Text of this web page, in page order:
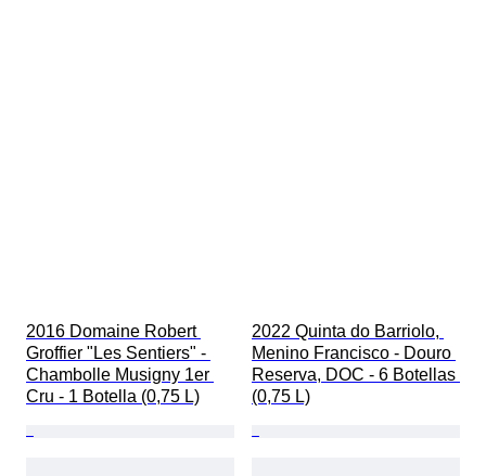
2016 Domaine Robert
Groffier "Les Sentiers" -
Chambolle Musigny 1er
Cru - 1 Botella (0,75 L)
2022 Quinta do Barriolo,
Menino Francisco - Douro
Reserva, DOC - 6 Botellas
(0,75 L)